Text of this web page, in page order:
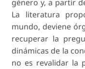
género y, a partir
La literatura
mundo, deviene
recuperar la
dinámicas de la
no es revalidar la